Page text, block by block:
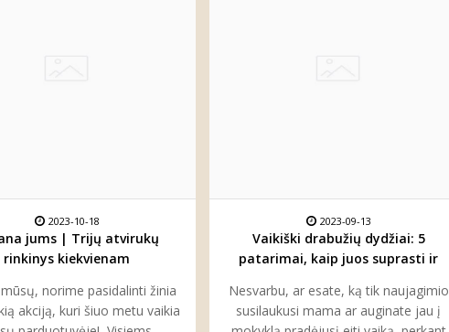
2023-10-18
jums | Trijų atvirukų
rinkinys kiekvienam
norime pasidalinti žinia
akciją, kuri šiuo metu vaikia
2023-09-13
Vaikiški drabužių dydžiai: 5
patarimai, kaip juos suprasti ir
Nesvarbu, ar esate, ką tik naujagimio
susilaukusi mama ar auginate jau į